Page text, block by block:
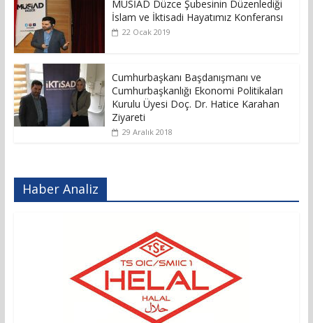
MÜSİAD Düzce Şubesinin Düzenlediği
İslam ve İktisadi Hayatımız Konferansı
22 Ocak 2019
Cumhurbaşkanı Başdanışmanı ve
Cumhurbaşkanlığı Ekonomi Politikaları
Kurulu Üyesi Doç. Dr. Hatice Karahan
Ziyareti
29 Aralık 2018
Haber Analiz